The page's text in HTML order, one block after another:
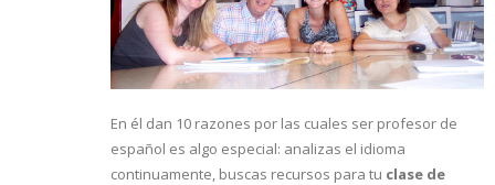
En él dan 10 razones por las cuales ser profesor de
español es algo especial: analizas el idioma
continuamente, buscas recursos para tu clase de